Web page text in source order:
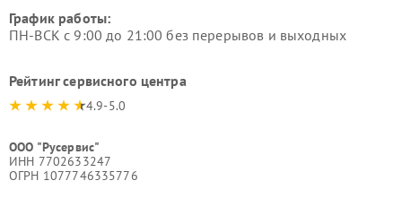
График работы:
ПН-ВСК с 9:00 до 21:00 без перерывов и выходных
Рейтинг сервисного центра
4.9-5.0
ООО "Русервис"
ИНН 7702633247
ОГРН 1077746335776